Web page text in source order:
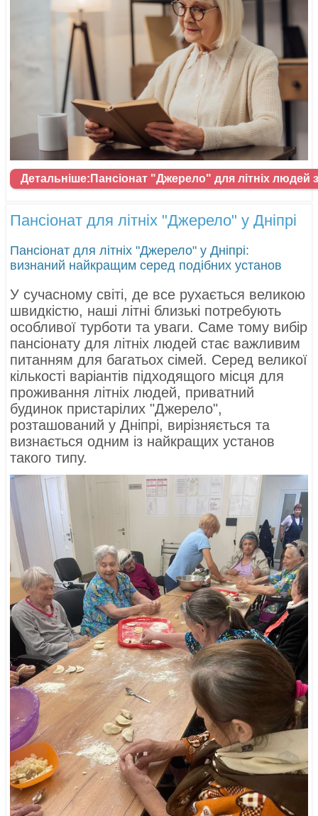
Детальніше:Пансіонат "Джерело" для літніх людей
Пансіонат для літніх "Джерело" у Дніпрі
Пансіонат для літніх "Джерело" у Дніпрі:
визнаний найкращим серед подібних установ
У сучасному світі, де все рухається великою
швидкістю, наші літні близькі потребують
особливої турботи та уваги. Саме тому вибір
пансіонату для літніх людей стає важливим
питанням для багатьох сімей. Серед великої
кількості варіантів підходящого місця для
проживання літніх людей, приватний
будинок пристарілих "Джерело",
розташований у Дніпрі, вирізняється та
визнається одним із найкращих установ
такого типу.